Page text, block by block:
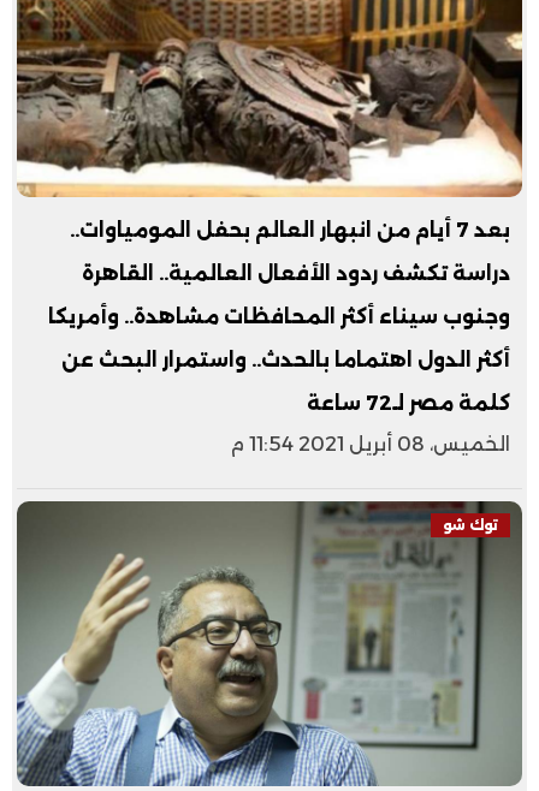
بعد 7 أيام من انبهار العالم بحفل المومياوات..
دراسة تكشف ردود الأفعال العالمية.. القاهرة
وجنوب سيناء أكثر المحافظات مشاهدة.. وأمريكا
أكثر الدول اهتماما بالحدث.. واستمرار البحث عن
كلمة مصر لـ72 ساعة
الخميس، 08 أبريل 2021 11:54 م
توك شو